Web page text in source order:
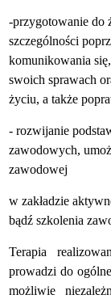
-przygotowanie do
szczególności
komunikowania
swoich sprawach
życiu, a także
- rozwijanie
zawodowych,
zawodowej
w zakładzie
bądź szkolenia
Terapia
prowadzi do
możliwie